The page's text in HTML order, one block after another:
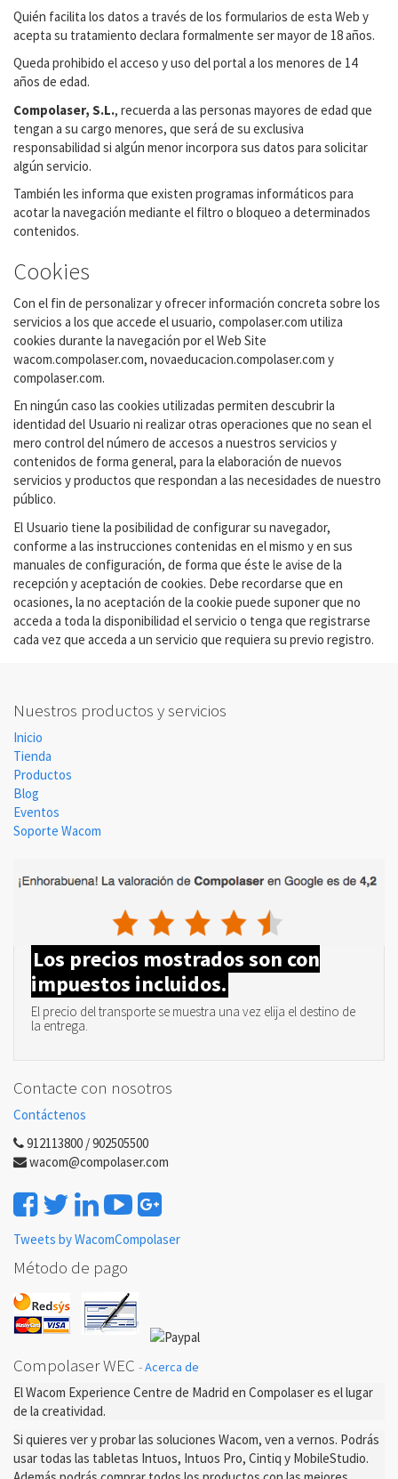
Quién facilita los datos a través de los formularios de esta Web y
acepta su tratamiento declara formalmente ser mayor de 18 años.
Queda prohibido el acceso y uso del portal a los menores de 14
años de edad.
Compolaser, S.L., recuerda a las personas mayores de edad que
tengan a su cargo menores, que será de su exclusiva
responsabilidad si algún menor incorpora sus datos para solicitar
algún servicio.
También les informa que existen programas informáticos para
acotar la navegación mediante el filtro o bloqueo a determinados
contenidos.
Cookies
Con el fin de personalizar y ofrecer información concreta sobre los
servicios a los que accede el usuario, compolaser.com utiliza
cookies durante la navegación por el Web Site
wacom.compolaser.com, novaeducacion.compolaser.com y
compolaser.com.
En ningún caso las cookies utilizadas permiten descubrir la
identidad del Usuario ni realizar otras operaciones que no sean el
mero control del número de accesos a nuestros servicios y
contenidos de forma general, para la elaboración de nuevos
servicios y productos que respondan a las necesidades de nuestro
público.
El Usuario tiene la posibilidad de configurar su navegador,
conforme a las instrucciones contenidas en el mismo y en sus
manuales de configuración, de forma que éste le avise de la
recepción y aceptación de cookies. Debe recordarse que en
ocasiones, la no aceptación de la cookie puede suponer que no
acceda a toda la disponibilidad el servicio o tenga que registrarse
cada vez que acceda a un servicio que requiera su previo registro.
Nuestros productos y servicios
Inicio
Tienda
Productos
Blog
Eventos
Soporte Wacom
Los precios mostrados son con
impuestos incluidos.
El precio del transporte se muestra una vez elija el destino de
la entrega.
Contacte con nosotros
Contáctenos
912113800 / 902505500
wacom@compolaser.com
Tweets by WacomCompolaser
Método de pago
Compolaser WEC -Acerca de
El Wacom Experience Centre de Madrid en Compolaser es el lugar
de la creatividad.
Si quieres ver y probar las soluciones Wacom, ven a vernos. Podrás
usar todas las tabletas Intuos, Intuos Pro, Cintiq y MobileStudio.